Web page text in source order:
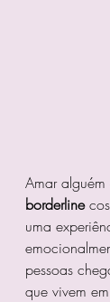
Amar alguém
borderline
uma
pessoas
que vivem